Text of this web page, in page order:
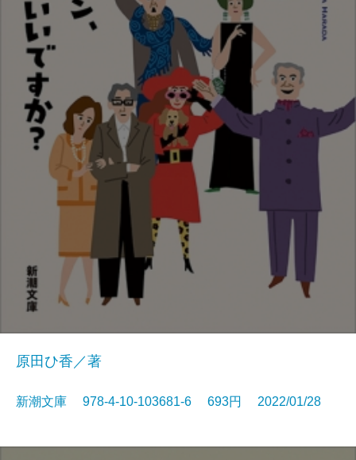
原田ひ香／著
新潮文庫 978-4-10-103681-6 693円 2022/01/28